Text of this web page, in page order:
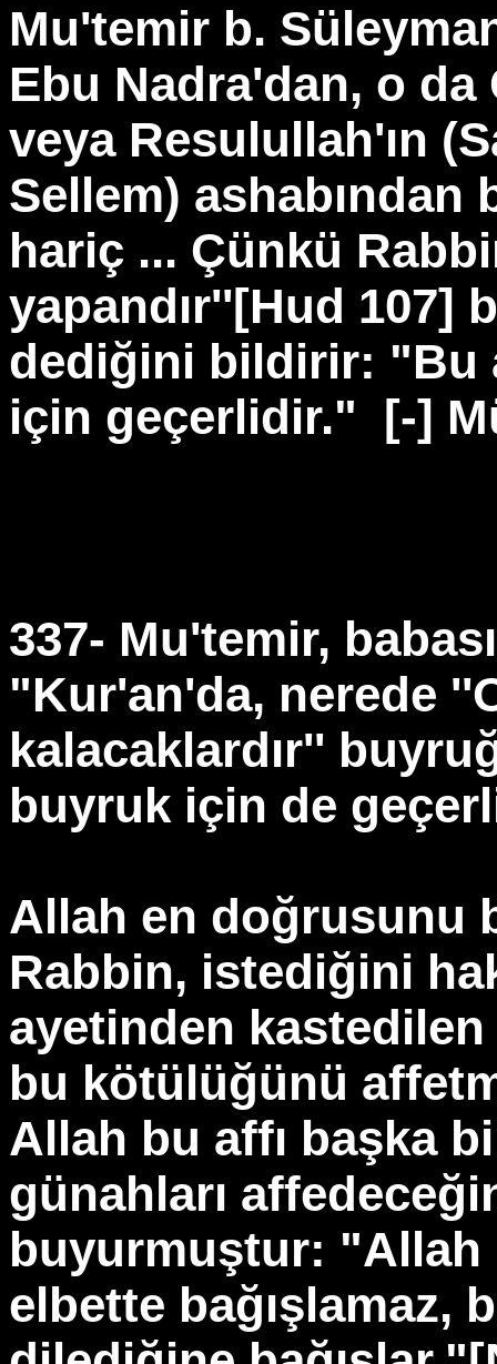
Mu'temir b.
Ebu Nadra'dan, o
veya Resulullah'ın
Sellem)
hariç ... Çünkü
yapandır''[Hud 107]
dediğini bildirir: "Bu
için geçerlidir." [-]
337- Mu'temir,
"Kur'an'da, nerede
kalacaklardır''
buyruk için de
Allah en doğrusunu
Rabbin, istediğini
ayetinden
bu kötülüğünü
Allah bu affı başka
günahları
buyurmuştur: "Allah
elbette bağışlamaz,